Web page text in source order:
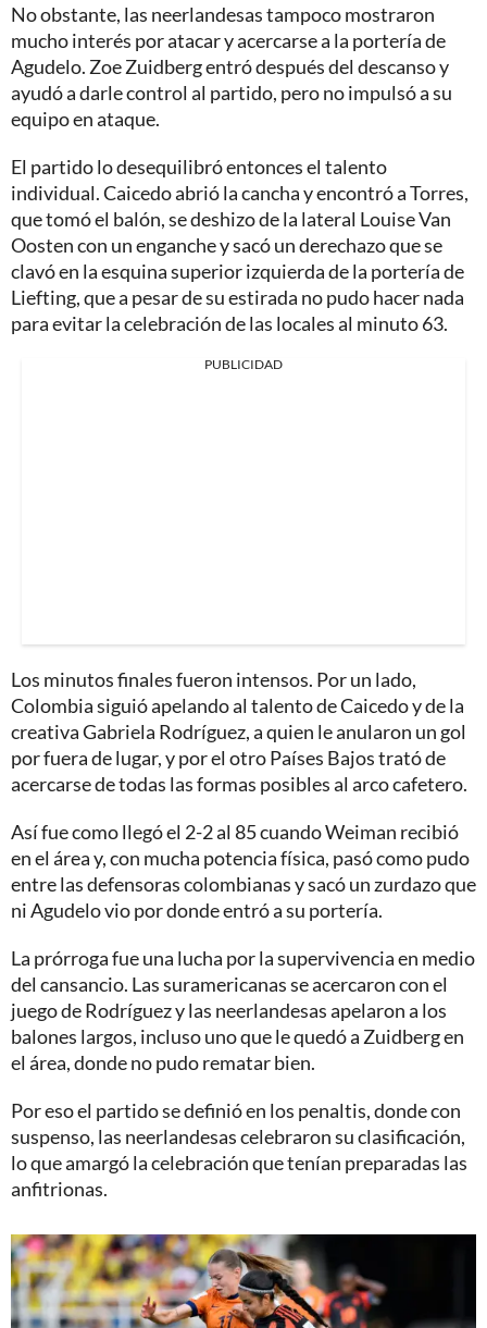
No obstante, las neerlandesas tampoco mostraron
mucho interés por atacar y acercarse a la portería de
Agudelo. Zoe Zuidberg entró después del descanso y
ayudó a darle control al partido, pero no impulsó a su
equipo en ataque.
El partido lo desequilibró entonces el talento
individual. Caicedo abrió la cancha y encontró a Torres,
que tomó el balón, se deshizo de la lateral Louise Van
Oosten con un enganche y sacó un derechazo que se
clavó en la esquina superior izquierda de la portería de
Liefting, que a pesar de su estirada no pudo hacer nada
para evitar la celebración de las locales al minuto 63.
PUBLICIDAD
Los minutos finales fueron intensos. Por un lado,
Colombia siguió apelando al talento de Caicedo y de la
creativa Gabriela Rodríguez, a quien le anularon un gol
por fuera de lugar, y por el otro Países Bajos trató de
acercarse de todas las formas posibles al arco cafetero.
Así fue como llegó el 2-2 al 85 cuando Weiman recibió
en el área y, con mucha potencia física, pasó como pudo
entre las defensoras colombianas y sacó un zurdazo que
ni Agudelo vio por donde entró a su portería.
La prórroga fue una lucha por la supervivencia en medio
del cansancio. Las suramericanas se acercaron con el
juego de Rodríguez y las neerlandesas apelaron a los
balones largos, incluso uno que le quedó a Zuidberg en
el área, donde no pudo rematar bien.
Por eso el partido se definió en los penaltis, donde con
suspenso, las neerlandesas celebraron su clasificación,
lo que amargó la celebración que tenían preparadas las
anfitrionas.